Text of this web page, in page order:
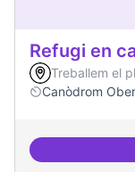
Refugi en
Treballem el
Canòdrom